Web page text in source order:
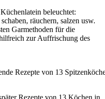
beleuchtet:
räuchern, salzen usw.
Garmethoden für die
zur Auffrischung des
Rezepte von 13
Rezepte von 13 Köchen in